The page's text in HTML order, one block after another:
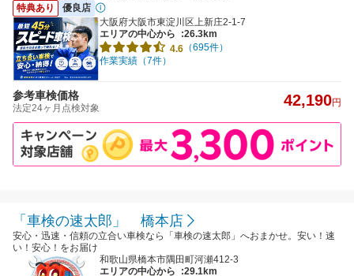
特典あり
優良店
大阪府大阪市東淀川区上新庄2-1-7
エリアの中心から
:26.3km
4.6 （695件）
作業実績（7件）
参考車検価格
法定24ヶ月点検対象 42,190円
「車検の速太郎」 橋本店
安心・迅速・信頼の立合い車検なら「車検の速太郎」へおまかせ。安い！速
い！安心！をお届け
和歌山県橋本市隅田町河瀬412-3
エリアの中心から
:29.1km